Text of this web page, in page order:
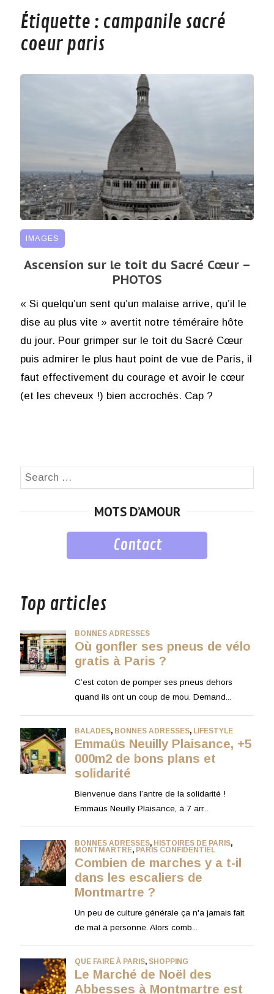
Étiquette : campanile sacré
coeur paris
IMAGES
Ascension sur le toit du Sacré Cœur –
PHOTOS
« Si quelqu’un sent qu’un malaise arrive, qu’il le
dise au plus vite » avertit notre téméraire hôte
du jour. Pour grimper sur le toit du Sacré Cœur
puis admirer le plus haut point de vue de Paris, il
faut effectivement du courage et avoir le cœur
(et les cheveux !) bien accrochés. Cap ?
Search
MOTS D’AMOUR
Contact
Top articles